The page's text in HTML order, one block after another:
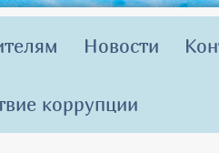
Новости
коррупции